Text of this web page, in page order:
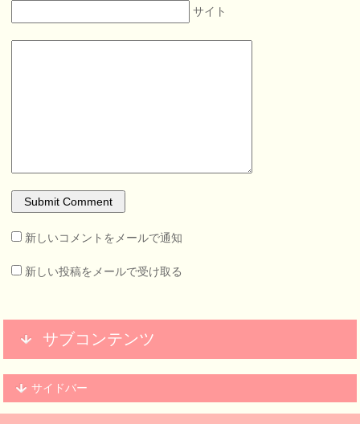
サイト
新しいコメントをメールで通知
新しい投稿をメールで受け取る
サブコンテンツ
サイドバー